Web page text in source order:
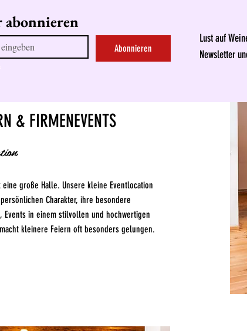
abonnieren
Abonnieren
Lust auf
Newsletter
& FIRMENEVENTS
große Halle. Unsere kleine Eventlocation
Charakter, ihre besondere
Events in einem stilvollen und hochwertigen
kleinere Feiern oft besonders gelungen.